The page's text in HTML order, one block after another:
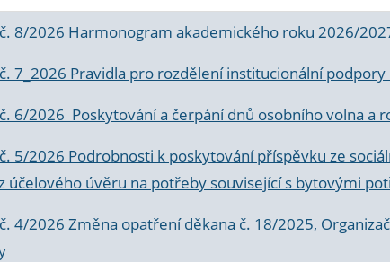
8/2026 Harmonogram akademického roku 2026/
7_2026 Pravidla pro rozdělení institucionální
6/2026 Poskytování a čerpání dnů osobního volna a
5/2026 Podrobnosti k poskytování příspěvku ze
účelového úvěru na potřeby související s bytovými
4/2026 Změna opatření děkana č. 18/2025,